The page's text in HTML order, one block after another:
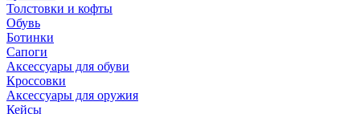
Толстовки и кофты
Обувь
Ботинки
Сапоги
Аксессуары для обуви
Кроссовки
Аксессуары для оружия
Кейсы